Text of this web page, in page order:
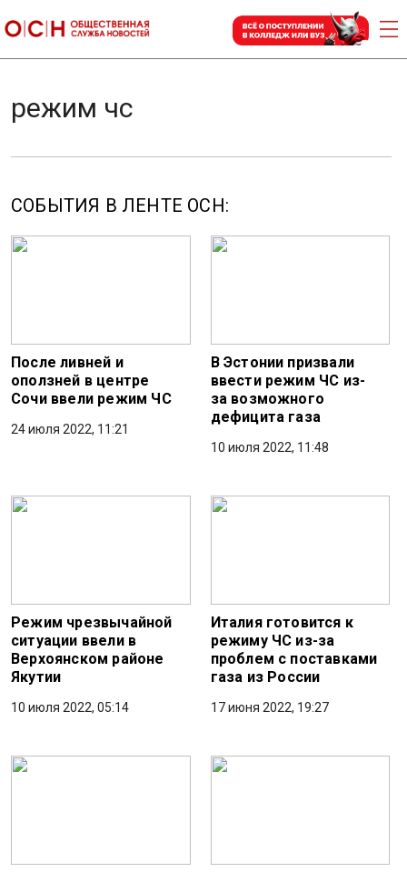
режим чс
СОБЫТИЯ В ЛЕНТЕ ОСН:
После ливней и
оползней в центре
Сочи ввели режим ЧС
24 июля 2022, 11:21
В Эстонии призвали
ввести режим ЧС из-
за возможного
дефицита газа
10 июля 2022, 11:48
Режим чрезвычайной
ситуации ввели в
Верхоянском районе
Якутии
10 июля 2022, 05:14
Италия готовится к
режиму ЧС из-за
проблем с поставками
газа из России
17 июня 2022, 19:27